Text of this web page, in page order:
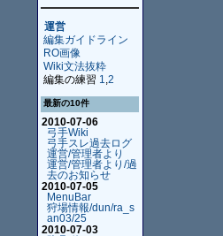
運営
編集ガイドライン
RO画像
Wiki文法抜粋
編集の練習 1 2
最新の10件
2010-07-06
弓手Wiki
弓手スレ過去ログ
運営/管理者より
運営/管理者より/過
去のお知らせ
2010-07-05
MenuBar
狩場情報/dun/ra_s
an03/25
2010-07-03